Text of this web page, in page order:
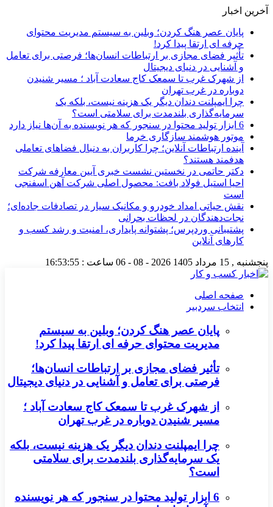
آخرین اخبار
پایان عصر هنگ کردن؛ وبلین به سیستم مدیریت محتوای
حرفه ای ارتقا پیدا کرد!
تأثیر فضای مجازی بر ارتباطات انسان‌ها؛ فرصتی برای تعامل
و آشنایی در دنیای دیجیتال
از شهرک غرب تا سمعک کاج سعادت آباد ؛ مسیر شنیدن
دوباره در غرب تهران
چرا ایمپلنت دندان دیگر یک هزینه نیست، بلکه یک
سرمایه‌گذاری بلندمدت برای سلامتی است؟
6 ابزار تولید محتوا در سنجور که هر نویسنده به آن‌ها نیاز دارد
موتور هوشمند سازگاری خرما
آینده ارتباطات آنلاین؛ چرا کاربران به دنبال فضاهای تعاملی
هدفمند هستند؟
دکتر حاتمی در نخستین نشست خبری آیین معارفه شرکت
احیا استیل فولاد بافت: محصول اصلی شرکت آهن اسفنجی
است
نقش حیاتی امداد خودرو و مکانیک سیار در تصادفات جاده‌ای؛
نجات‌دهندگان در لحظات بحرانی
پشتیبانی وردپرس؛ پشتوانه پایداری، امنیت و رشد کسب‌ و
کارهای آنلاین
پنجشنبه , 15 مرداد 1405 2026 - 08 - 06 ساعت : 16:53:56
صفحه اصلی
انتخاب سردبیر
پایان عصر هنگ کردن؛ وبلین به سیستم
مدیریت محتوای حرفه ای ارتقا پیدا کرد!
تأثیر فضای مجازی بر ارتباطات انسان‌ها؛
فرصتی برای تعامل و آشنایی در دنیای دیجیتال
از شهرک غرب تا سمعک کاج سعادت آباد ؛
مسیر شنیدن دوباره در غرب تهران
چرا ایمپلنت دندان دیگر یک هزینه نیست، بلکه
یک سرمایه‌گذاری بلندمدت برای سلامتی
است؟
6 ابزار تولید محتوا در سنجور که هر نویسنده